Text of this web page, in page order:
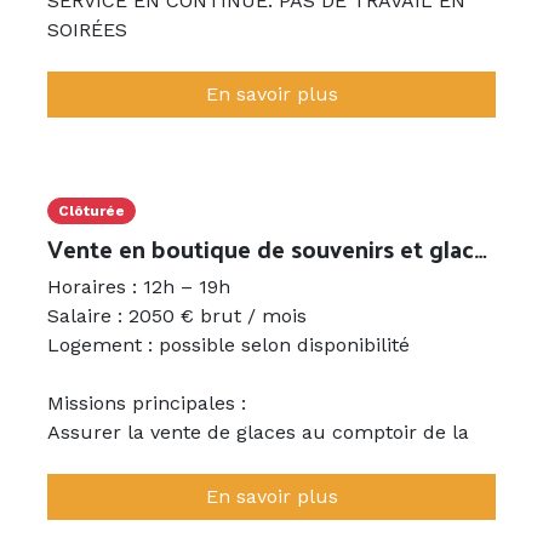
SOIRÉES
Poste à pourvoir dès que possible
En savoir plus
Clôturée
Vente en boutique de souvenirs et glaces (H/F)
Horaires : 12h – 19h
Salaire : 2050 € brut / mois
Logement : possible selon disponibilité
Missions principales :
Assurer la vente de glaces au comptoir de la
Accueillir les clients avec courtoisie et
En savoir plus